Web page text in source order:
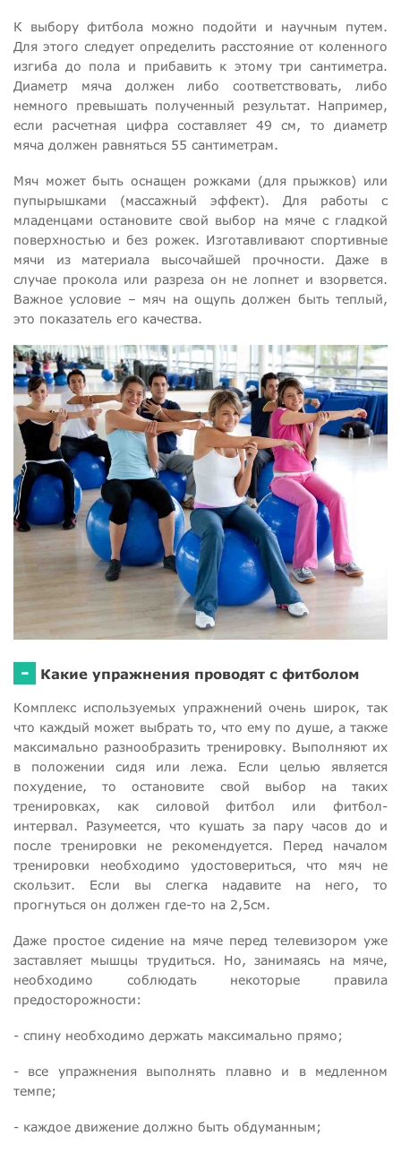
К выбору фитбола можно подойти и научным путем.
Для этого следует определить расстояние от коленного
изгиба до пола и прибавить к этому три сантиметра.
Диаметр мяча должен либо соответствовать, либо
немного превышать полученный результат. Например,
если расчетная цифра составляет 49 см, то диаметр
мяча должен равняться 55 сантиметрам.
Мяч может быть оснащен рожками (для прыжков) или
пупырышками (массажный эффект). Для работы с
младенцами остановите свой выбор на мяче с гладкой
поверхностью и без рожек. Изготавливают спортивные
мячи из материала высочайшей прочности. Даже в
случае прокола или разреза он не лопнет и взорвется.
Важное условие – мяч на ощупь должен быть теплый,
это показатель его качества.
- Какие упражнения проводят с фитболом
Комплекс используемых упражнений очень широк, так
что каждый может выбрать то, что ему по душе, а также
максимально разнообразить тренировку. Выполняют их
в положении сидя или лежа. Если целью является
похудение, то остановите свой выбор на таких
тренировках, как силовой фитбол или фитбол-
интервал. Разумеется, что кушать за пару часов до и
после тренировки не рекомендуется. Перед началом
тренировки необходимо удостовериться, что мяч не
скользит. Если вы слегка надавите на него, то
прогнуться он должен где-то на 2,5см.
Даже простое сидение на мяче перед телевизором уже
заставляет мышцы трудиться. Но, занимаясь на мяче,
необходимо соблюдать некоторые правила
предосторожности:
- спину необходимо держать максимально прямо;
- все упражнения выполнять плавно и в медленном
темпе;
- каждое движение должно быть обдуманным;